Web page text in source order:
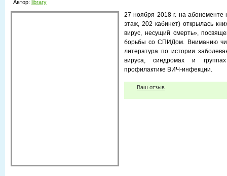
Автор: library
27 ноября 2018 г. на абонементе
этаж, 202 кабинет) открылась
вирус, несущий смерть»,
борьбы со СПИДом. Вниманию
литература по истории
вируса, синдромах и
профилактике ВИЧ-инфекции.
Ваш отзыв